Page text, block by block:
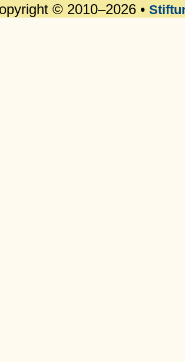
© 2010–2026 •